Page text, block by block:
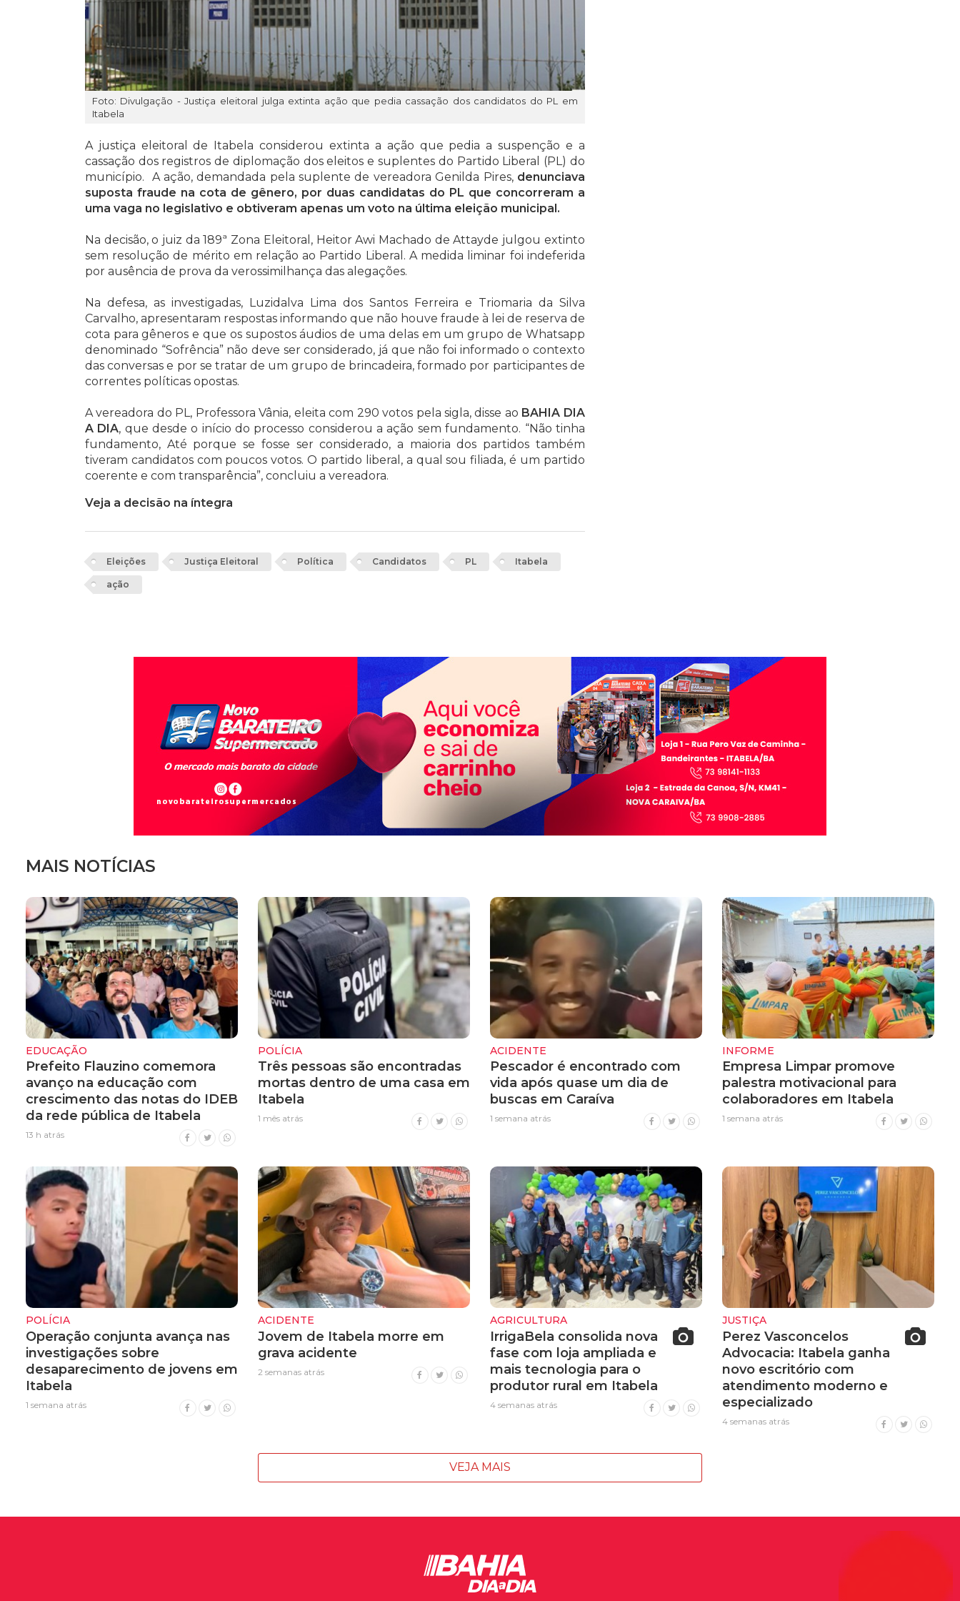
Foto: Divulgação - Justiça eleitoral julga extinta ação que pedia cassação dos candidatos do PL em
Itabela
A justiça eleitoral de Itabela considerou extinta a ação que pedia a suspenção e a
cassação dos registros de diplomação dos eleitos e suplentes do Partido Liberal (PL) do
município. A ação, demandada pela suplente de vereadora Genilda Pires, denunciava
suposta fraude na cota de gênero, por duas candidatas do PL que concorreram a
uma vaga no legislativo e obtiveram apenas um voto na última eleição municipal.
Na decisão, o juiz da 189ª Zona Eleitoral, Heitor Awi Machado de Attayde julgou extinto
sem resolução de mérito em relação ao Partido Liberal. A medida liminar foi indeferida
por ausência de prova da verossimilhança das alegações.
Na defesa, as investigadas, Luzidalva Lima dos Santos Ferreira e Triomaria da Silva
Carvalho, apresentaram respostas informando que não houve fraude à lei de reserva de
cota para gêneros e que os supostos áudios de uma delas em um grupo de Whatsapp
denominado “Sofrência” não deve ser considerado, já que não foi informado o contexto
das conversas e por se tratar de um grupo de brincadeira, formado por participantes de
correntes políticas opostas.
A vereadora do PL, Professora Vânia, eleita com 290 votos pela sigla, disse ao BAHIA DIA
A DIA, que desde o início do processo considerou a ação sem fundamento. “Não tinha
fundamento, Até porque se fosse ser considerado, a maioria dos partidos também
tiveram candidatos com poucos votos. O partido liberal, a qual sou filiada, é um partido
coerente e com transparência”, concluiu a vereadora.
Veja a decisão na íntegra
Eleições Justiça Eleitoral Política Candidatos PL Itabela
ação
MAIS NOTÍCIAS
EDUCAÇÃO
Prefeito Flauzino comemora
avanço na educação com
crescimento das notas do IDEB
da rede pública de Itabela
13 h atrás
POLÍCIA
Três pessoas são encontradas
mortas dentro de uma casa em
Itabela
1 mês atrás
ACIDENTE
Pescador é encontrado com
vida após quase um dia de
buscas em Caraíva
1 semana atrás
INFORME
Empresa Limpar promove
palestra motivacional para
colaboradores em Itabela
1 semana atrás
POLÍCIA
Operação conjunta avança nas
investigações sobre
desaparecimento de jovens em
Itabela
1 semana atrás
ACIDENTE
Jovem de Itabela morre em
grava acidente
2 semanas atrás
AGRICULTURA
IrrigaBela consolida nova
fase com loja ampliada e
mais tecnologia para o
produtor rural em Itabela
4 semanas atrás
JUSTIÇA
Perez Vasconcelos
Advocacia: Itabela ganha
novo escritório com
atendimento moderno e
especializado
4 semanas atrás
VEJA MAIS